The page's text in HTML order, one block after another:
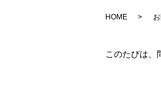
HOME
このたびは、